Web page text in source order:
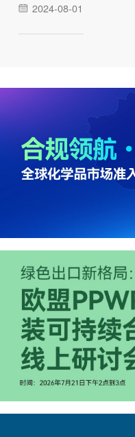
2024-08-01